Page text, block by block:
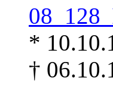
08 128
*
†